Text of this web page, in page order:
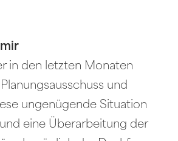
in den letzten Monaten
und
ungenügende Situation
eine Überarbeitung der